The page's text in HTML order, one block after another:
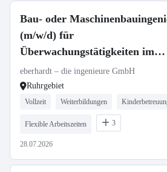
Bau- oder
(m/w/d) für
Überwachungstätigkeiten im
Bauwesen (Ruhrgebiet)
eberhardt – die ingenieure GmbH
Ruhrgebiet
Vollzeit Weiterbildungen
Flexible Arbeitszeiten 3
28.07.2026